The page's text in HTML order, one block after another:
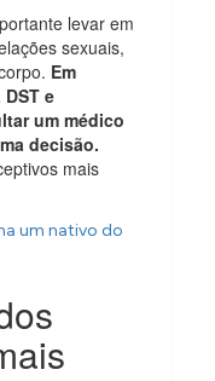
levar em
sexuais,
Em
e
um médico
decisão.
mais
um nativo do